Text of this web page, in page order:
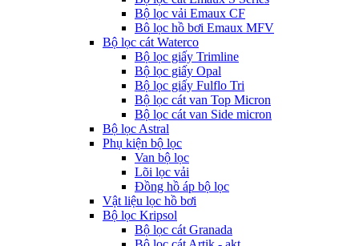
Bộ lọc vải Emaux CF
Bô lọc hồ bơi Emaux MFV
Bộ lọc cát Waterco
Bộ lọc giấy Trimline
Bộ lọc giấy Opal
Bộ lọc giấy Fulflo Tri
Bộ lọc cát van Top Micron
Bộ lọc cát van Side micron
Bộ lọc Astral
Phụ kiện bộ lọc
Van bộ lọc
Lõi lọc vải
Đồng hồ áp bộ lọc
Vật liệu lọc hồ bơi
Bộ lọc Kripsol
Bộ lọc cát Granada